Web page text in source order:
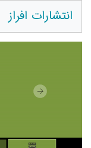
انتشارات افراز